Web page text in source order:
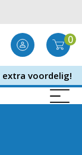
0
extra voordelig!